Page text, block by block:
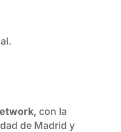
con la
de Madrid y